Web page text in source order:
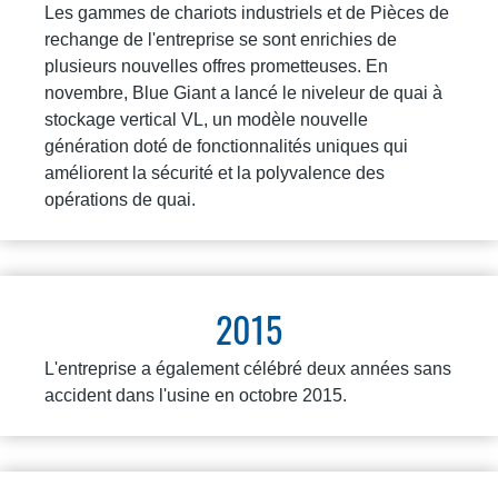
Les gammes de chariots industriels et de Pièces de
rechange de l'entreprise se sont enrichies de
plusieurs nouvelles offres prometteuses. En
novembre, Blue Giant a lancé le niveleur de quai à
stockage vertical VL, un modèle nouvelle
génération doté de fonctionnalités uniques qui
améliorent la sécurité et la polyvalence des
opérations de quai.
2015
L'entreprise a également célébré deux années sans
accident dans l'usine en octobre 2015.